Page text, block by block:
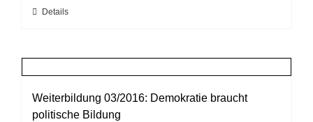
können
werden
Dieses
Varianten
auf.
Die
Details
Weiterbildung 03/2016: Demokratie braucht
politische Bildung